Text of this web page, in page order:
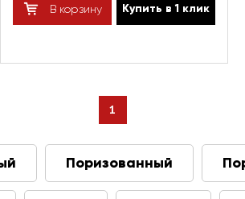
В корзину Купить в 1 клик
1
Поризованный